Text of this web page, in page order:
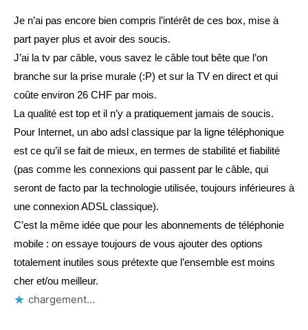
Je n’ai pas encore bien compris l’intérêt de ces box, mise à
part payer plus et avoir des soucis.
J’ai la tv par câble, vous savez le câble tout bête que l’on
branche sur la prise murale (:P) et sur la TV en direct et qui
coûte environ 26 CHF par mois.
La qualité est top et il n’y a pratiquement jamais de soucis.
Pour Internet, un abo adsl classique par la ligne téléphonique
est ce qu’il se fait de mieux, en termes de stabilité et fiabilité
(pas comme les connexions qui passent par le câble, qui
seront de facto par la technologie utilisée, toujours inférieures à
une connexion ADSL classique).
C’est la même idée que pour les abonnements de téléphonie
mobile : on essaye toujours de vous ajouter des options
totalement inutiles sous prétexte que l’ensemble est moins
cher et/ou meilleur.
chargement…